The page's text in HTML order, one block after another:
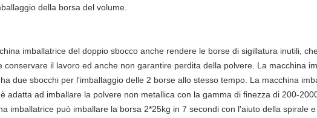
della borsa del volume.
imballatrice del doppio sbocco anche rendere le borse di sigillatura inutili,
conservare il lavoro ed anche non garantire perdita della polvere. La macchina
due sbocchi per l'imballaggio delle 2 borse allo stesso tempo. La macchina
adatta ad imballare la polvere non metallica con la gamma di finezza di 200-
imballatrice può imballare la borsa 2*25kg in 7 secondi con l'aiuto della spirale